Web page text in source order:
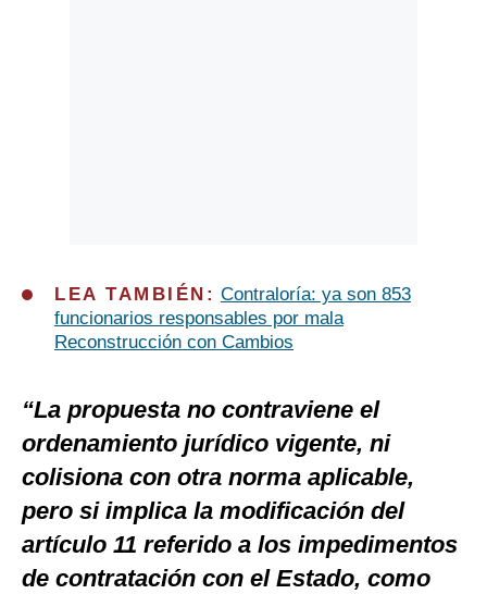
LEA TAMBIÉN: Contraloría: ya son 853
funcionarios responsables por mala
Reconstrucción con Cambios
“La propuesta no contraviene el
ordenamiento jurídico vigente, ni
colisiona con otra norma aplicable,
pero si implica la modificación del
artículo 11 referido a los impedimentos
de contratación con el Estado, como